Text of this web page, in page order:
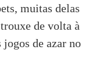
muitas delas
de volta à
de azar no